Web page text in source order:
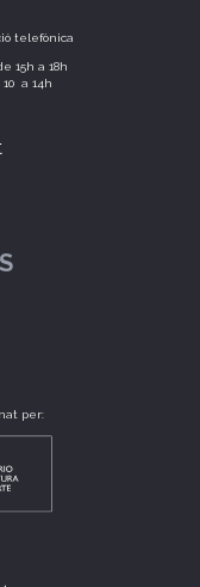
telefònica
15h a 18h
a 14h
per: